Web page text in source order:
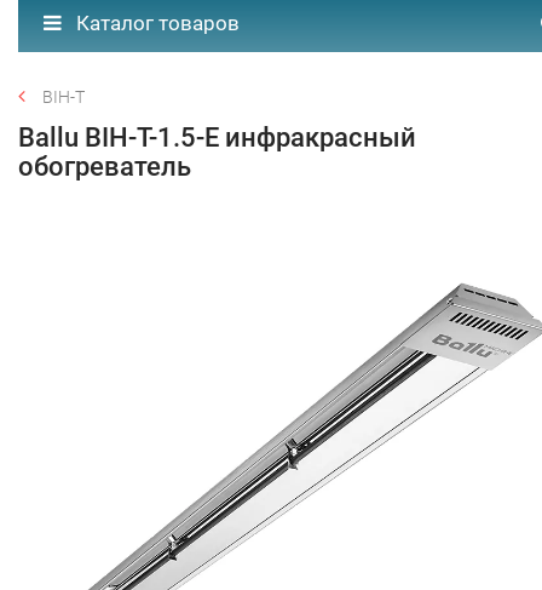
Каталог товаров
BIH-T
Ballu BIH-T-1.5-E инфракрасный
обогреватель